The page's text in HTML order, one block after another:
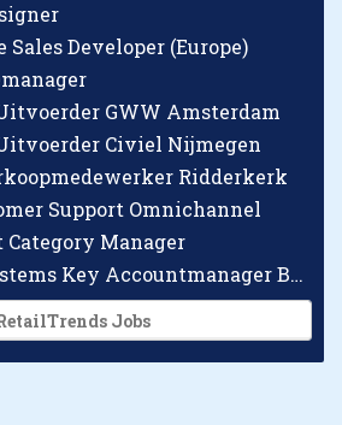
Sales Developer (Europe)
GWW Amsterdam
Civiel Nijmegen
Ridderkerk
Support Omnichannel
Category Manager
Checkpoint Systems Key Accountmanager Benelux
Jobs